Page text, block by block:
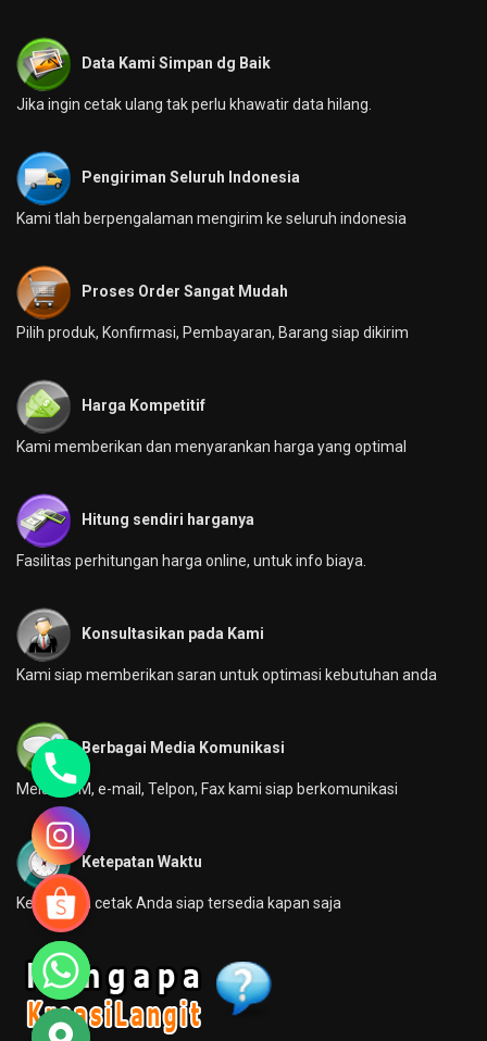
Data Kami Simpan dg Baik
Jika ingin cetak ulang tak perlu khawatir data hilang.
Pengiriman Seluruh Indonesia
Kami tlah berpengalaman mengirim ke seluruh indonesia
Proses Order Sangat Mudah
Pilih produk, Konfirmasi, Pembayaran, Barang siap dikirim
Harga Kompetitif
Kami memberikan dan menyarankan harga yang optimal
Hitung sendiri harganya
Fasilitas perhitungan harga online, untuk info biaya.
Konsultasikan pada Kami
Kami siap memberikan saran untuk optimasi kebutuhan anda
Berbagai Media Komunikasi
Melalui YM, e-mail, Telpon, Fax kami siap berkomunikasi
Ketepatan Waktu
Kebutuhan cetak Anda siap tersedia kapan saja